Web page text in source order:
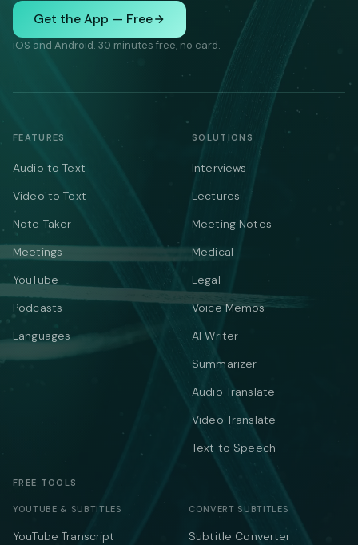
Get the App — Free
iOS and Android. 30 minutes free, no card.
FEATURES
Audio to Text
Video to Text
Note Taker
Meetings
YouTube
Podcasts
Languages
SOLUTIONS
Interviews
Lectures
Meeting Notes
Medical
Legal
Voice Memos
AI Writer
Summarizer
Audio Translate
Video Translate
Text to Speech
FREE TOOLS
YOUTUBE & SUBTITLES
YouTube Transcript
CONVERT SUBTITLES
Subtitle Converter